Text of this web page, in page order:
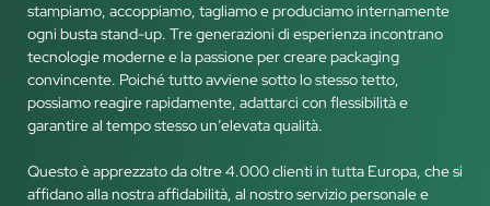
stampiamo, accoppiamo, tagliamo e produciamo internamente
ogni busta stand-up. Tre generazioni di esperienza incontrano
tecnologie moderne e la passione per creare packaging
convincente. Poiché tutto avviene sotto lo stesso tetto,
possiamo reagire rapidamente, adattarci con flessibilità e
garantire al tempo stesso un’elevata qualità.
Questo è apprezzato da oltre 4.000 clienti in tutta Europa, che si
affidano alla nostra affidabilità, al nostro servizio personale e